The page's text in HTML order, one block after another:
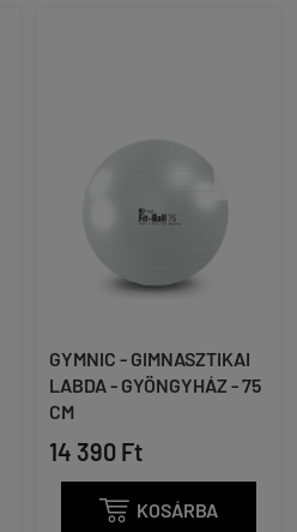
GYMNIC - GIMNASZTIKAI
LABDA - GYÖNGYHÁZ - 75
CM
14 390 Ft
 KOSÁRBA